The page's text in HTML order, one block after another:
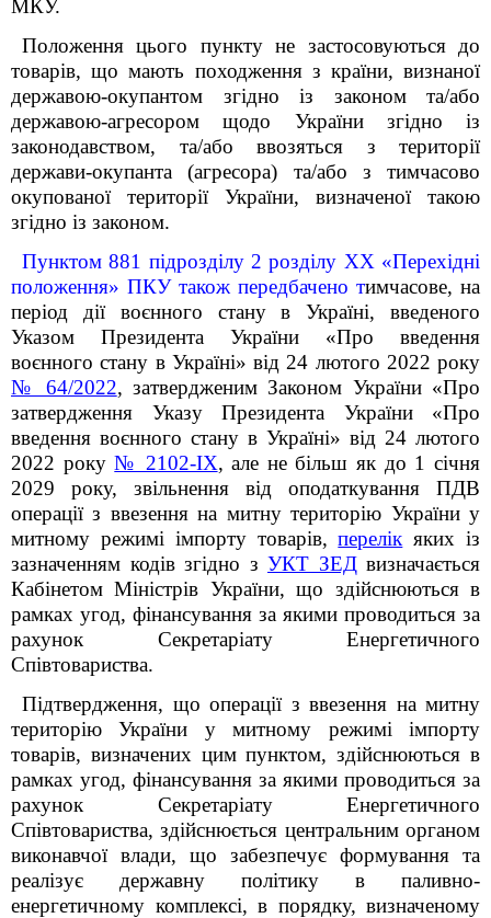
МКУ.
Положення цього пункту не застосовуються до
товарів, що мають походження з країни, визнаної
державою-окупантом згідно із законом та/або
державою-агресором щодо України згідно із
законодавством, та/або ввозяться з території
держави-окупанта (агресора) та/або з тимчасово
окупованої території України, визначеної такою
згідно із законом.
Пунктом 881 підрозділу 2 розділу ХХ «Перехідні
положення» ПКУ також передбачено тимчасове, на
період дії воєнного стану в Україні, введеного
Указом Президента України «Про введення
воєнного стану в Україні» від 24 лютого 2022 року
№ 64/2022, затвердженим Законом України «Про
затвердження Указу Президента України «Про
введення воєнного стану в Україні» від 24 лютого
2022 року№ 2102-IX, але не більш як до 1 січня
2029 року, звільнення від оподаткування ПДВ
операції з ввезення на митну територію України у
митному режимі імпорту товарів,перелік яких із
зазначенням кодів згідно з УКТ ЗЕДвизначається
Кабінетом Міністрів України, що здійснюються в
рамках угод, фінансування за якими проводиться за
рахунок Секретаріату Енергетичного
Співтовариства.
Підтвердження, що операції з ввезення на митну
територію України у митному режимі імпорту
товарів, визначених цим пунктом, здійснюються в
рамках угод, фінансування за якими проводиться за
рахунок Секретаріату Енергетичного
Співтовариства, здійснюється центральним органом
виконавчої влади, що забезпечує формування та
реалізує державну політику в паливно-
енергетичному комплексі, в порядку, визначеному